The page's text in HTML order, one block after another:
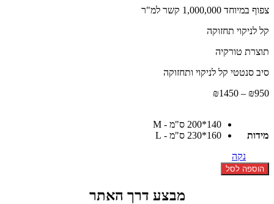
צפוף במיוחד 1,000,000 קשר למ"ר
קל לניקוי תחזוקה
תוצרת טורקיה
סיב סנטטי קל לניקוי ותחזוקה
₪950
–
₪1450
עד
מידות
140*200 ס"מ - M
160*230 ס"מ - L
נקה
כמות
של
הוספה לסל
מבצע דרך האתר